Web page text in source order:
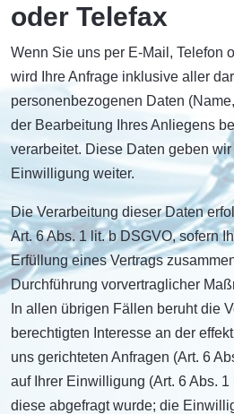
oder Telefax
Wenn Sie uns per E-Mail, Telefon
wird Ihre Anfrage inklusive aller
personenbezogenen Daten
der Bearbeitung Ihres Anliegens
verarbeitet. Diese Daten geben
Einwilligung weiter.
Die Verarbeitung dieser Daten
Art. 6 Abs. 1 lit. b DSGVO, sofern
Erfüllung eines Vertrags
Durchführung vorvertraglicher
In allen übrigen Fällen beruht die
berechtigten Interesse an der
uns gerichteten Anfragen (Art. 6
auf Ihrer Einwilligung (Art. 6 Abs. 1
diese abgefragt wurde; die